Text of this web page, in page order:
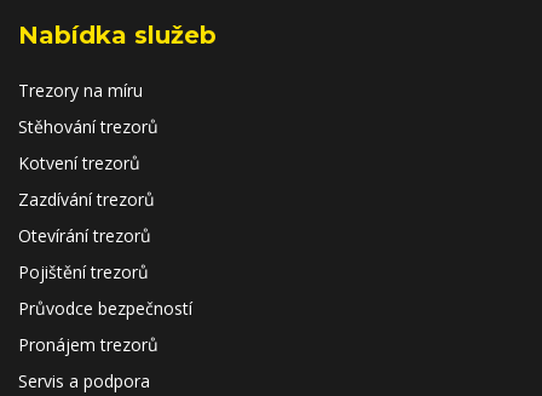
Nabídka služeb
Trezory na míru
Stěhování trezorů
Kotvení trezorů
Zazdívání trezorů
Otevírání trezorů
Pojištění trezorů
Průvodce bezpečností
Pronájem trezorů
Servis a podpora